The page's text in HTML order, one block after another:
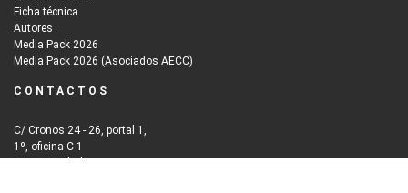
Ficha técnica
Autores
Media Pack 2026
Media Pack 2026 (Asociados AECC)
CONTACTOS
C/ Cronos 24 - 26, portal 1,
1º, oficina C-1
28037 Madrid